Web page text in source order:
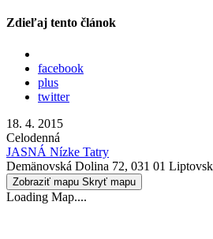
Zdieľaj tento článok
facebook
plus
twitter
18. 4. 2015
Celodenná
JASNÁ Nízke Tatry
Demänovská Dolina 72, 031 01
Zobraziť mapu Skryť mapu
Loading Map....